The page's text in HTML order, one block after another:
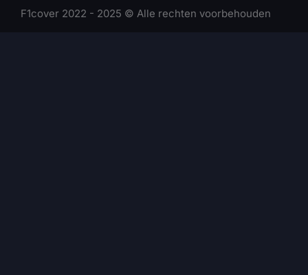
F1cover 2022 - 2025 © Alle rechten voorbehouden